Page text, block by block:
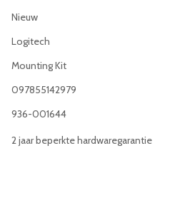
Nieuw
Logitech
Mounting Kit
097855142979
936-001644
2 jaar beperkte hardwaregarantie